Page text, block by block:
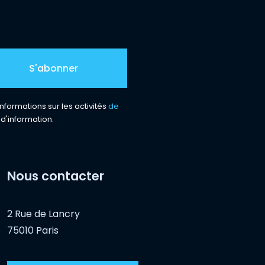
sur les activités de
Nous contacter
2 Rue de Lancry
75010 Paris